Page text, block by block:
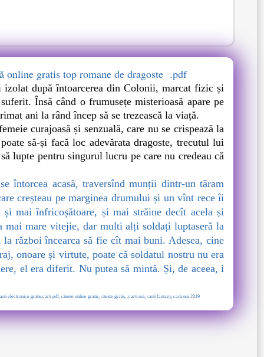
online gratis top romane de dragoste .pdf
după întoarcerea din Colonii, marcat fizic și
Însă când o frumusețe misterioasă apare pe
ani la rând încep să se trezească la viață.
curajoasă și senzuală, care nu se crispează la
să-și facă loc adevărata dragoste, trecutul lui
lupte pentru singurul lucru pe care nu credeau că
întorcea acasă, traversînd munții dintr-un tăram
creșteau pe marginea drumului și un vînt rece îi
mai înfricoșătoare, și mai străine decît acela și
mai mare vitejie, dar multi alți soldați luptaseră la
război încearca să fie cît mai buni. Adesea, cine
onoare și virtute, poate că soldatul nostru nu era
el era diferit. Nu putea să mintă. Și, de aceea, i
electronice gratis,carti pdf, citeste online gratis, citeste gratis, ,carti noi, carti fantazy, carti noi 2019